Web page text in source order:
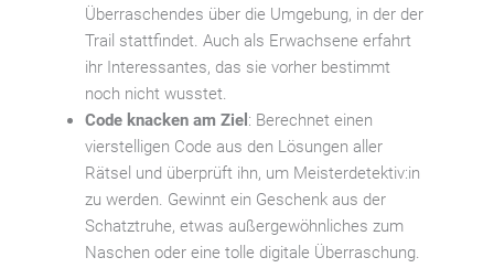
Überraschendes über die Umgebung, in der der
Trail stattfindet. Auch als Erwachsene erfahrt
ihr Interessantes, das sie vorher bestimmt
noch nicht wusstet.
Code knacken am Ziel : Berechnet einen
vierstelligen Code aus den Lösungen aller
Rätsel und überprüft ihn, um Meisterdetektiv:in
zu werden. Gewinnt ein Geschenk aus der
Schatztruhe, etwas außergewöhnliches zum
Naschen oder eine tolle digitale Überraschung.